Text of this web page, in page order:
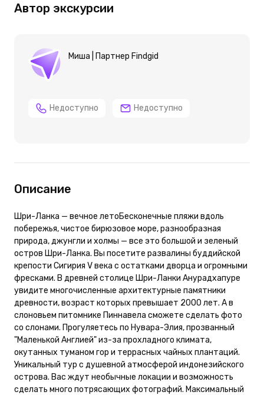
Автор экскурсии
Миша | Партнер Findgid
Недоступно Недоступно
Описание
Шри-Ланка — вечное летоБесконечные пляжи вдоль
побережья, чистое бирюзовое море, разнообразная
природа, джунгли и холмы — все это большой и зеленый
остров Шри-Ланка. Вы посетите развалины буддийской
крепости Сигирия V века с остатками дворца и огромными
фресками. В древней столице Шри-Ланки Анурадхапуре
увидите многочисленные архитектурные памятники
древности, возраст которых превышает 2000 лет. А в
слоновьем питомнике Пиннавела сможете сделать фото
со слонами. Прогуляетесь по Нувара-Элия, прозванный
"Маленькой Англией" из-за прохладного климата,
окутанных туманом гор и террасных чайных плантаций.
Уникальный тур с душевной атмосферой индонезийского
острова. Вас ждут необычные локации и возможность
сделать много потрясающих фотографий. Максимальный